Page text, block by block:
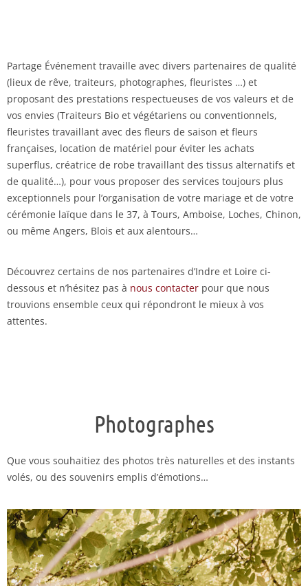
Partage Événement travaille avec divers partenaires de qualité
(lieux de rêve, traiteurs, photographes, fleuristes …) et
proposant des prestations respectueuses de vos valeurs et de
vos envies (Traiteurs Bio et végétariens ou conventionnels,
fleuristes travaillant avec des fleurs de saison et fleurs
françaises, location de matériel pour éviter les achats
superflus, créatrice de robe travaillant des tissus alternatifs et
de qualité…), pour vous proposer des services toujours plus
exceptionnels pour l’organisation de votre mariage et de votre
cérémonie laïque dans le 37, à Tours, Amboise, Loches, Chinon,
ou même Angers, Blois et aux alentours…
Découvrez certains de nos partenaires d’Indre et Loire ci-
dessous et n’hésitez pas à nous contacter pour que nous
trouvions ensemble ceux qui répondront le mieux à vos
attentes.
Photographes
Que vous souhaitiez des photos très naturelles et des instants
volés, ou des souvenirs emplis d’émotions…